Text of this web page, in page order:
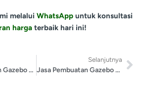
melalui WhatsApp untuk konsultasi
harga terbaik hari ini!
Jasa Pembuatan Gazebo Aceh Jaya
Selanjutnya
Jasa Pembuatan Gazebo Wakatobi